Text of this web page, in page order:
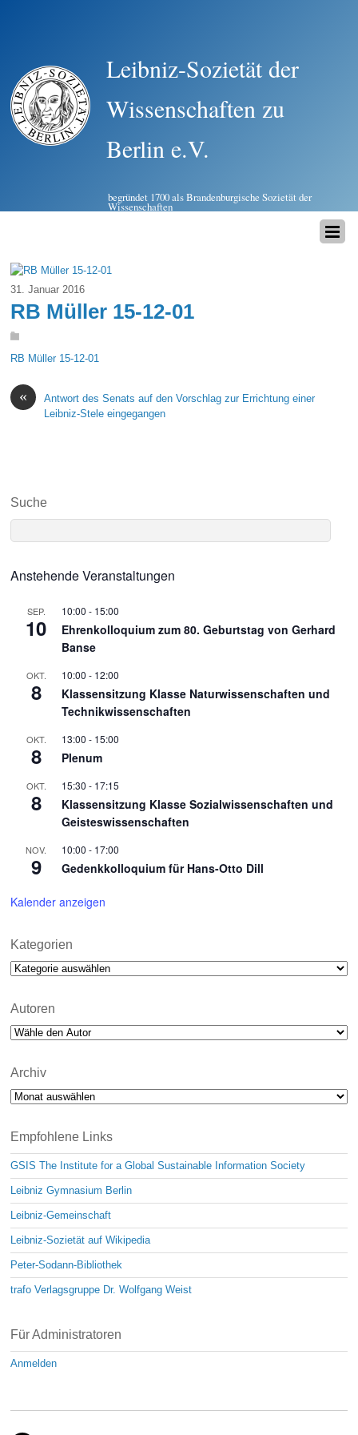
Leibniz-Sozietät der
Wissenschaften zu
Berlin e.V.
begründet 1700 als Brandenburgische Sozietät der
Wissenschaften
31. Januar 2016
RB Müller 15-12-01
RB Müller 15-12-01
«
Antwort des Senats auf den Vorschlag zur Errichtung einer
Leibniz-Stele eingegangen
Suche
Anstehende Veranstaltungen
SEP.
10
10:00 - 15:00
Ehrenkolloquium zum 80. Geburtstag von Gerhard
Banse
OKT.
8
10:00 - 12:00
Klassensitzung Klasse Naturwissenschaften und
Technikwissenschaften
OKT.
8
13:00 - 15:00
Plenum
OKT.
8
15:30 - 17:15
Klassensitzung Klasse Sozialwissenschaften und
Geisteswissenschaften
NOV.
9
10:00 - 17:00
Gedenkkolloquium für Hans-Otto Dill
Kalender anzeigen
Kategorien
Kategorien
Autoren
Archiv
Archiv
Empfohlene Links
GSIS The Institute for a Global Sustainable Information Society
Leibniz Gymnasium Berlin
Leibniz-Gemeinschaft
Leibniz-Sozietät auf Wikipedia
Peter-Sodann-Bibliothek
trafo Verlagsgruppe Dr. Wolfgang Weist
Für Administratoren
Anmelden